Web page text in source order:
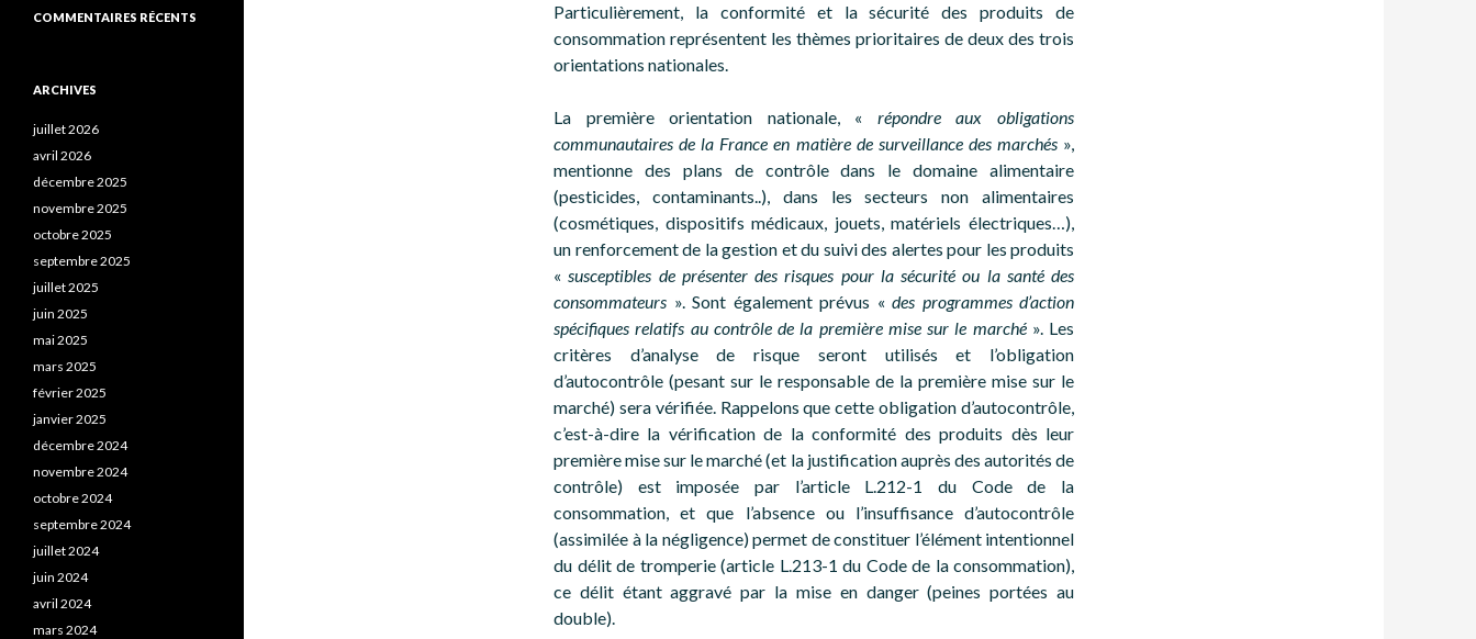
Particulièrement, la conformité et la sécurité des produits de
consommation représentent les thèmes prioritaires de deux des trois
orientations nationales.
La première orientation nationale, « répondre aux obligations
communautaires de la France en matière de surveillance des marchés»,
mentionne des plans de contrôle dans le domaine alimentaire
(pesticides, contaminants..), dans les secteurs non alimentaires
(cosmétiques, dispositifs médicaux, jouets, matériels électriques…),
un renforcement de la gestion et du suivi des alertes pour les produits
«susceptibles de présenter des risques pour la sécurité ou la santé des
consommateurs ». Sont également prévus « des programmes d’action
spécifiques relatifs au contrôle de la première mise sur le marché». Les
critères d’analyse de risque seront utilisés et l’obligation
d’autocontrôle (pesant sur le responsable de la première mise sur le
marché) sera vérifiée. Rappelons que cette obligation d’autocontrôle,
c’est-à-dire la vérification de la conformité des produits dès leur
première mise sur le marché (et la justification auprès des autorités de
contrôle) est imposée par l’article L.212-1 du Code de la
consommation, et que l’absence ou l’insuffisance d’autocontrôle
(assimilée à la négligence) permet de constituer l’élément intentionnel
du délit de tromperie (article L.213-1 du Code de la consommation),
ce délit étant aggravé par la mise en danger (peines portées au
double).
COMMENTAIRES RÉCENTS
ARCHIVES
juillet 2026
avril 2026
décembre 2025
novembre 2025
octobre 2025
septembre 2025
juillet 2025
juin 2025
mai 2025
mars 2025
février 2025
janvier 2025
décembre 2024
novembre 2024
octobre 2024
septembre 2024
juillet 2024
juin 2024
avril 2024
mars 2024